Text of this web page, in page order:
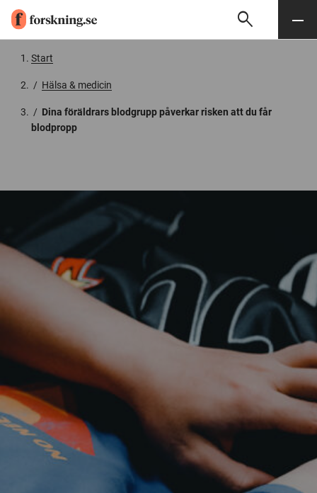
Söksearch Meny
Start
/ Hälsa & medicin
/ Dina föräldrars blodgrupp påverkar risken att du får
blodpropp